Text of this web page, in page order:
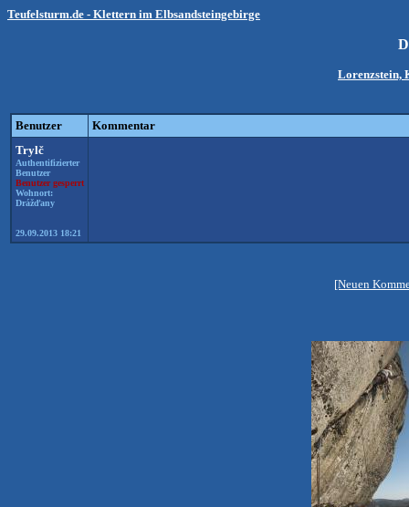
Teufelsturm.de - Klettern im Elbsandsteingebirge
Lorenzstein,
Benutzer
Kommentar
Trylč
Authentifizierter
Benutzer
Benutzer gesperrt
Wohnort:
Drážďany
29.09.2013 18:21
[Neuen